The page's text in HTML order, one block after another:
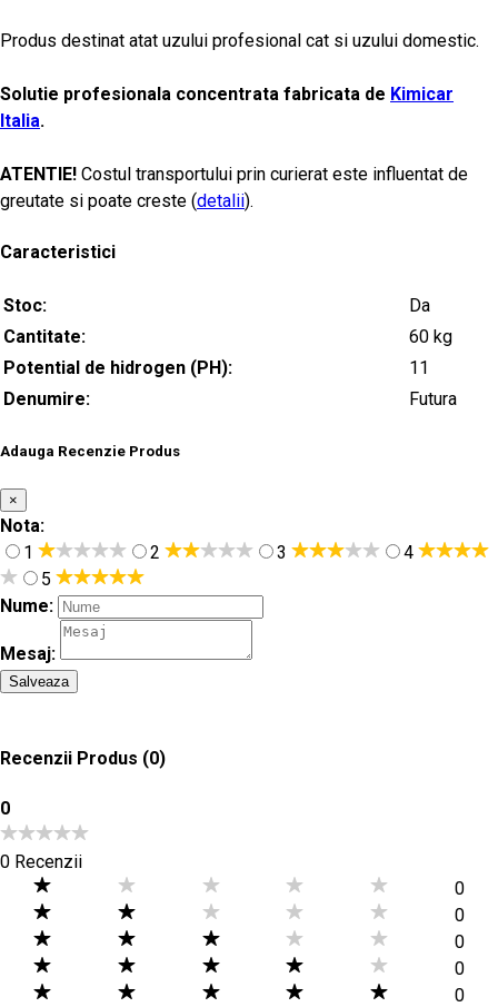
Produs destinat atat uzului profesional cat si uzului domestic.
Solutie profesionala concentrata fabricata de Kimicar
Italia.
ATENTIE! Costul transportului prin curierat este influentat de
greutate si poate creste (detalii).
Caracteristici
Stoc:
Da
Cantitate:
60 kg
Potential de hidrogen (PH):
11
Denumire:
Futura
Adauga Recenzie Produs
×
Nota:
1
2 3
4
5
Nume:
Mesaj:
Salveaza
Recenzii Produs (0)
0
0 Recenzii
0
0
0
0
0